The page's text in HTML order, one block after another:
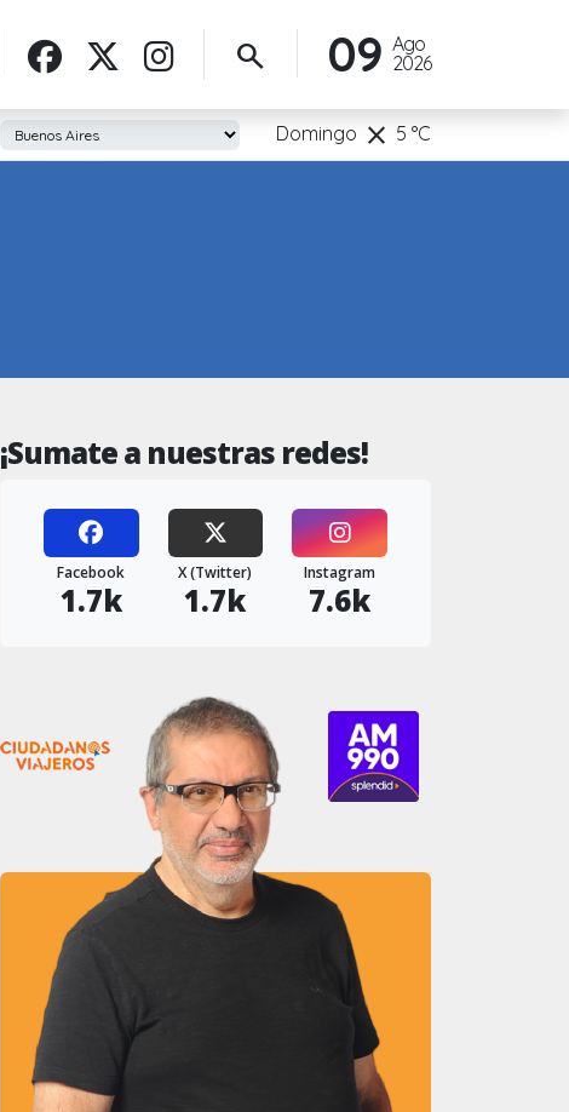
Ago
2026
09
search
Domingo clear 5 °C
¡Sumate a nuestras redes!
Facebook
1.7k
X (Twitter)
1.7k
Instagram
7.6k